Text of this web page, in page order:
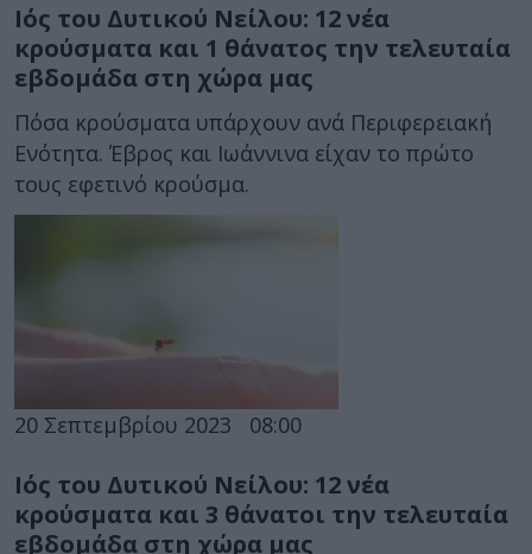
Ιός του Δυτικού Νείλου: 12 νέα
κρούσματα και 1 θάνατος την τελευταία
εβδομάδα στη χώρα μας
Πόσα κρούσματα υπάρχουν ανά Περιφερειακή
Ενότητα. Έβρος και Ιωάννινα είχαν το πρώτο
τους εφετινό κρούσμα.
20 Σεπτεμβρίου 2023 08:00
Ιός του Δυτικού Νείλου: 12 νέα
κρούσματα και 3 θάνατοι την τελευταία
εβδομάδα στη χώρα μας